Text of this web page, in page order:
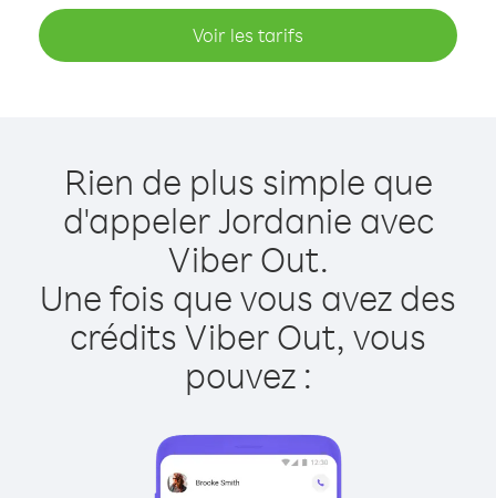
Voir les tarifs
Rien de plus simple que
d'appeler Jordanie avec
Viber Out.
Une fois que vous avez des
crédits Viber Out, vous
pouvez :